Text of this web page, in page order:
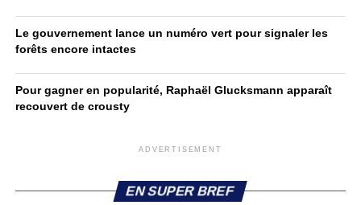
Le gouvernement lance un numéro vert pour signaler les
forêts encore intactes
Pour gagner en popularité, Raphaël Glucksmann apparaît
recouvert de crousty
ADVERTISEMENT
EN SUPER BREF